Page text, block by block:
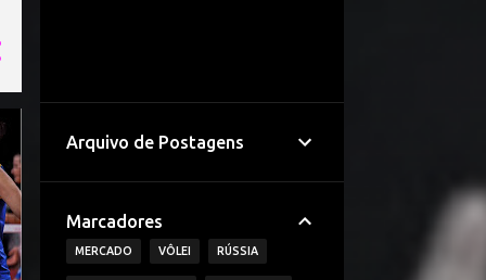
Arquivo de Postagens
Marcadores
MERCADO VÔLEI RÚSSIA